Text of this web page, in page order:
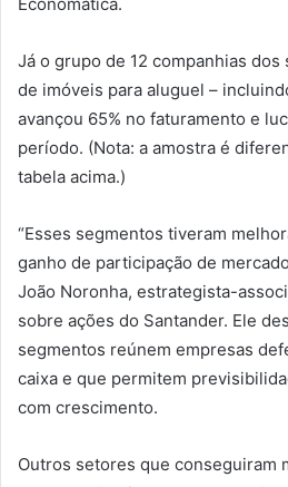
Já o grupo de 12 companhias
de imóveis para aluguel –
avançou 65% no faturamento e
período. (Nota: a amostra é
tabela acima.)
“Esses segmentos tiveram
ganho de participação de
João Noronha, estrategista-
sobre ações do Santander. Ele
segmentos reúnem empresas
caixa e que permitem
com crescimento.
Outros setores que conseguiram